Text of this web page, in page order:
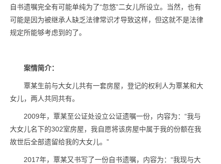
自书遗嘱完全有可能单纯为了“忽悠”二女儿所设立。当然，也有
可能是因为被继承人缺乏法律常识才导致这样，但这就不是法律
规定所能够考虑到的了。
案情简介：
覃某生前与大女儿共有一套房屋，登记的权利人为覃某和大
女儿，两人共同共有。
2009年，覃某至公证处设立公证遗嘱一份，内容为：“我与
大女儿名下的302室房屋，我自愿将该房屋中属于我的份额在我
故世后全部遗留给我的大女儿。”
2017年，覃某又书写了一份自书遗嘱，内容为：“我现与大